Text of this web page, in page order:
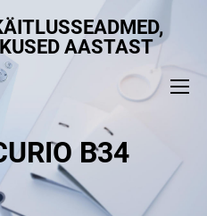
AASTAST
B34